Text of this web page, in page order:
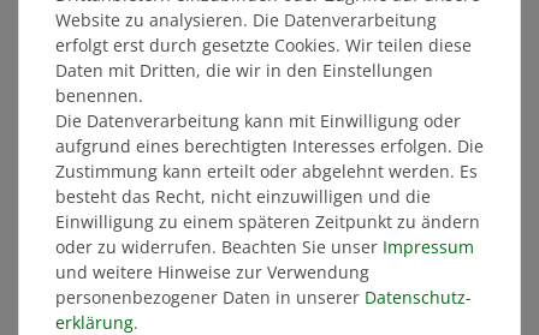
6,50 €
STATT: 6,50 €
ÄHNLICHE ARTIKEL
Website zu analysieren. Die Datenverarbeitung
erfolgt erst durch gesetzte Cookies. Wir teilen diese
Daten mit Dritten, die wir in den Einstellungen
benennen.
Die Datenverarbeitung kann mit Einwilligung oder
aufgrund eines berechtigten Interesses erfolgen. Die
Zustimmung kann erteilt oder abgelehnt werden. Es
besteht das Recht, nicht einzuwilligen und die
Einwilligung zu einem späteren Zeitpunkt zu ändern
oder zu widerrufen. Beachten Sie unser Impressum
und weitere Hinweise zur Verwendung
personenbezogener Daten in unserer Daten­schutz­
erklärung.